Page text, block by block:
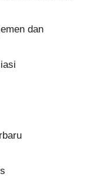
dan